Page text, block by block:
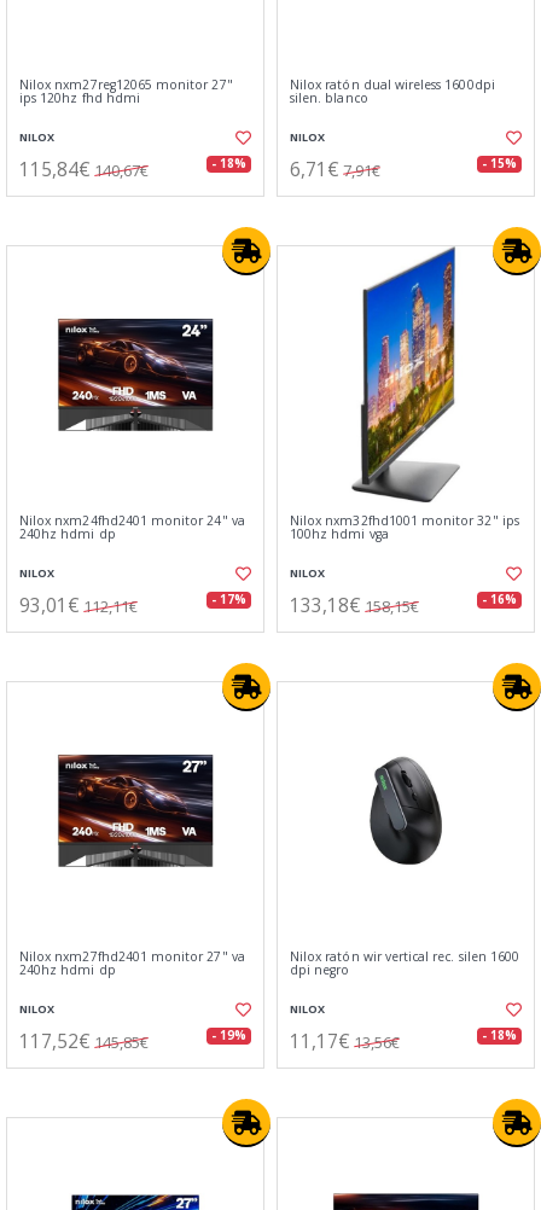
Nilox nxm27reg12065 monitor 27"
ips 120hz fhd hdmi
NILOX
115,84€ 140,67€ - 18%
Nilox ratón dual wireless 1600dpi
silen. blanco
NILOX
6,71€ 7,91€ - 15%
Nilox nxm24fhd2401 monitor 24" va
240hz hdmi dp
NILOX
93,01€ 112,11€ - 17%
Nilox nxm32fhd1001 monitor 32" ips
100hz hdmi vga
NILOX
133,18€ 158,15€ - 16%
Nilox nxm27fhd2401 monitor 27" va
240hz hdmi dp
NILOX
117,52€ 145,85€ - 19%
Nilox ratón wir vertical rec. silen 1600
dpi negro
NILOX
11,17€ 13,56€ - 18%